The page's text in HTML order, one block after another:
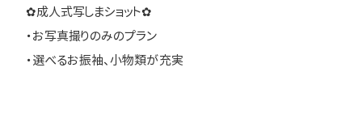
✿成人式写しまショット✿
・お写真撮りのみのプラン
・選べるお振袖、小物類が充実